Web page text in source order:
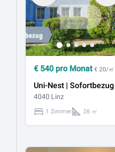
€ 540 pro Monat € 20/㎡
Uni-Nest | Sofortbezug
4040 Linz
1 Zimmer 26 ㎡